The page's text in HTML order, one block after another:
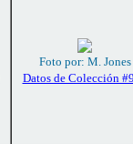
Foto por: M. Jones
Datos de Colección